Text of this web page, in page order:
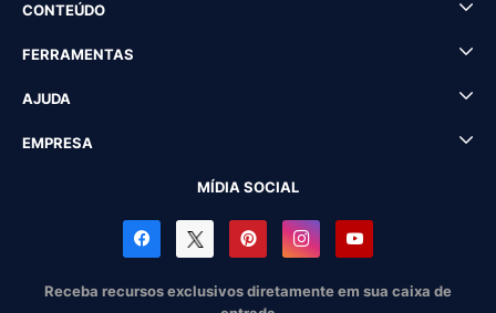
CONTEÚDO
FERRAMENTAS
AJUDA
EMPRESA
MÍDIA SOCIAL
Receba recursos exclusivos diretamente em sua caixa de